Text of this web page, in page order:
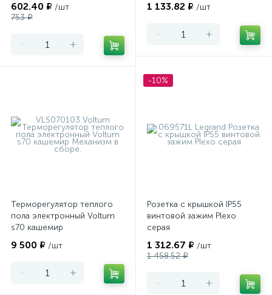
602.40 ₽ /шт
753 ₽
- +
1 133.82 ₽ /шт
- +
Терморегулятор теплого
пола электронный Voltum
s70 кашемир
9 500 ₽ /шт
- +
-10%
Розетка с крышкой IP55
винтовой зажим Plexo
серая
1 312.67 ₽ /шт
1 458.52 ₽
- +